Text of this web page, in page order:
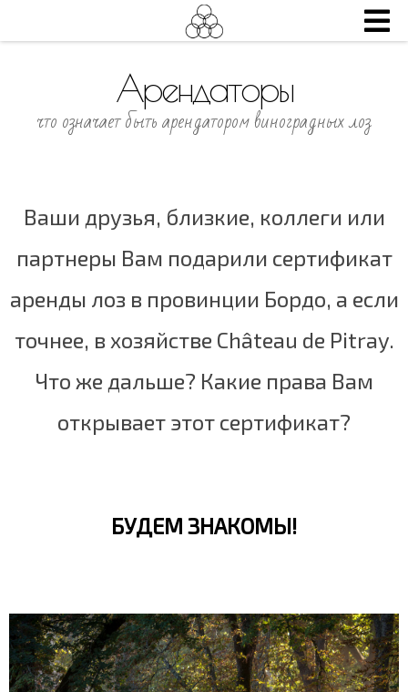
Арендаторы
что означает быть арендатором виноградных лоз
Ваши друзья, близкие, коллеги или
партнеры Вам подарили сертификат
аренды лоз в провинции Бордо, а если
точнее, в хозяйстве Château de Pitray.
Что же дальше? Какие права Вам
открывает этот сертификат?
БУДЕМ ЗНАКОМЫ!